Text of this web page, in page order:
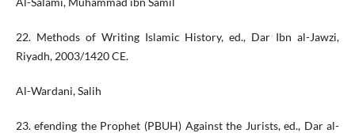
22. Methods of Writing Islamic History, ed., Dar Ibn al-Jawzi,
Riyadh, 2003/1420 CE.
Al-Wardani, Salih
23. efending the Prophet (PBUH) Against the Jurists, ed., Dar al-